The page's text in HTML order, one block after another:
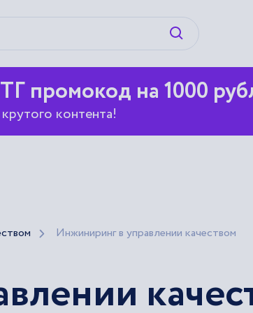
Искать
промокод на 1000
контента!
Инжиниринг в управлении качеством